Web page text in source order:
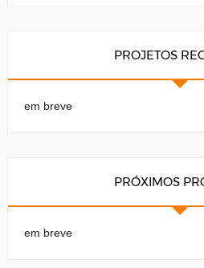
PROJETOS
em breve
PRÓXIMOS
em breve